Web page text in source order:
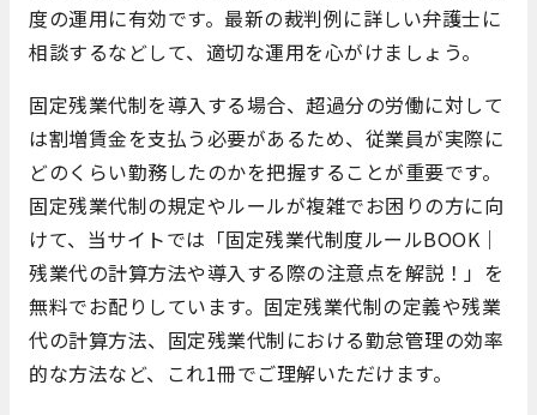
度の運用に有効です。最新の裁判例に詳しい弁護士に
相談するなどして、適切な運用を心がけましょう。
固定残業代制を導入する場合、超過分の労働に対して
は割増賃金を支払う必要があるため、従業員が実際に
どのくらい勤務したのかを把握することが重要です。
固定残業代制の規定やルールが複雑でお困りの方に向
けて、当サイトでは「固定残業代制度ルールBOOK｜
残業代の計算方法や導入する際の注意点を解説！」を
無料でお配りしています。固定残業代制の定義や残業
代の計算方法、固定残業代制における勤怠管理の効率
的な方法など、これ1冊でご理解いただけます。